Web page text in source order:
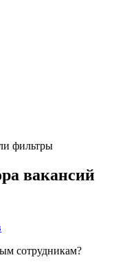
фильтры
вакансий
сотрудникам?